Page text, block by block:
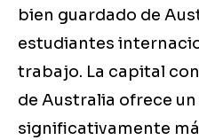
bien guardado de
estudiantes
trabajo. La capital
de Australia ofrece
significativamente